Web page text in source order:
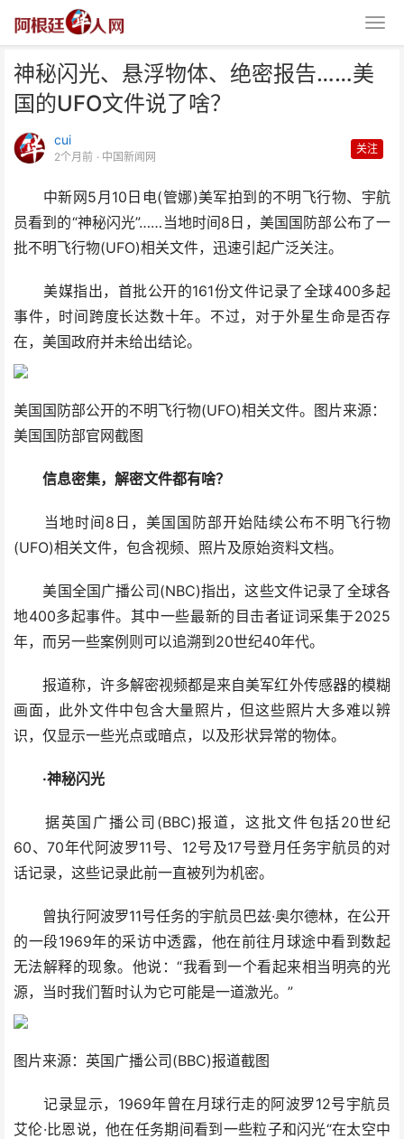
神秘闪光、悬浮物体、绝密报告……美
国的UFO文件说了啥？
cui
2个月前 · 中国新闻网
关注
中新网5月10日电(管娜)美军拍到的不明飞行物、宇航
员看到的“神秘闪光”……当地时间8日，美国国防部公布了一
批不明飞行物(UFO)相关文件，迅速引起广泛关注。
美媒指出，首批公开的161份文件记录了全球400多起
事件，时间跨度长达数十年。不过，对于外星生命是否存
在，美国政府并未给出结论。
美国国防部公开的不明飞行物(UFO)相关文件。图片来源：
美国国防部官网截图
信息密集，解密文件都有啥？
当地时间8日，美国国防部开始陆续公布不明飞行物
(UFO)相关文件，包含视频、照片及原始资料文档。
美国全国广播公司(NBC)指出，这些文件记录了全球各
地400多起事件。其中一些最新的目击者证词采集于2025
年，而另一些案例则可以追溯到20世纪40年代。
报道称，许多解密视频都是来自美军红外传感器的模糊
画面，此外文件中包含大量照片，但这些照片大多难以辨
识，仅显示一些光点或暗点，以及形状异常的物体。
·神秘闪光
据英国广播公司(BBC)报道，这批文件包括20世纪
60、70年代阿波罗11号、12号及17号登月任务宇航员的对
话记录，这些记录此前一直被列为机密。
曾执行阿波罗11号任务的宇航员巴兹·奥尔德林，在公开
的一段1969年的采访中透露，他在前往月球途中看到数起
无法解释的现象。他说：“我看到一个看起来相当明亮的光
源，当时我们暂时认为它可能是一道激光。”
图片来源：英国广播公司(BBC)报道截图
记录显示，1969年曾在月球行走的阿波罗12号宇航员
艾伦·比恩说，他在任务期间看到一些粒子和闪光“在太空中
神秘闪光、悬浮物体、绝密报
告……美国的UFO文件说了